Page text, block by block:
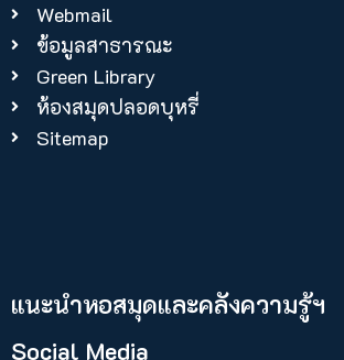
Webmail
ข้อมูลสาธารณะ
Green Library
ห้องสมุดปลอดบุหรี่
Sitemap
แนะนำหอสมุดและคลังความรู้ฯ​
Social Media